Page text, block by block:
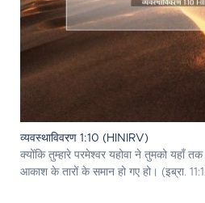
व्यवस्थाविवरण 1:10 (HINIRV)
क्योंकि तुम्हारे परमेश्‍वर यहोवा ने तुमको यहाँ
आकाश के तारों के समान हो गए हो। (इब्रा.